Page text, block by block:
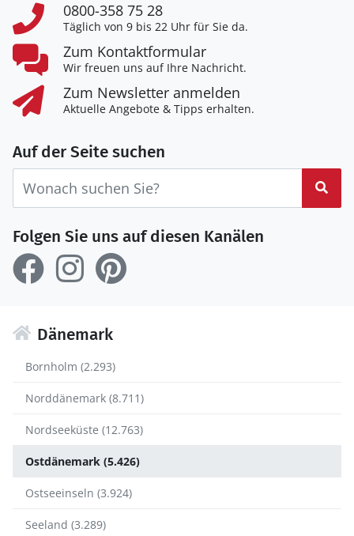
0800-358 75 28
Täglich von 9 bis 22 Uhr für Sie da.
Zum Kontaktformular
Wir freuen uns auf Ihre Nachricht.
Zum Newsletter anmelden
Aktuelle Angebote & Tipps erhalten.
Auf der Seite suchen
Folgen Sie uns auf diesen Kanälen
Dänemark
Bornholm (2.293)
Norddänemark (8.711)
Nordseeküste (12.763)
Ostdänemark (5.426)
Ostseeinseln (3.924)
Seeland (3.289)